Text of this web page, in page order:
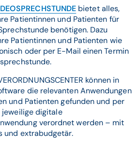
bietet alles,
Patientinnen und Patienten für
benötigen. Dazu
Patientinnen und Patienten wie
oder per E-Mail einen Termin
können in
die relevanten Anwendungen
und Patienten gefunden und per
jeweilige digitale
verordnet werden – mit
und extrabudgetär.